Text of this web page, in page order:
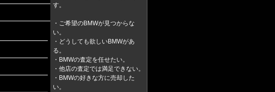
す。
・ご希望のBMWが見つからな
い。
・どうしても欲しいBMWがあ
る。
・BMWの査定を任せたい。
・他店の査定では満足できない。
・BMWの好きな方に売却した
い。